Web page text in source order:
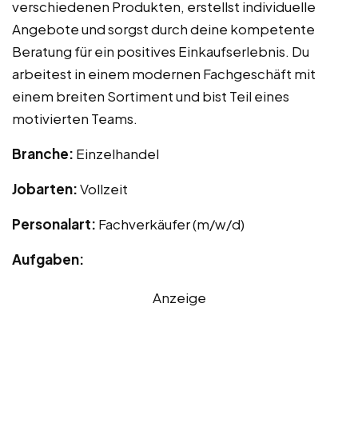
verschiedenen Produkten, erstellst individuelle
Angebote und sorgst durch deine kompetente
Beratung für ein positives Einkaufserlebnis. Du
arbeitest in einem modernen Fachgeschäft mit
einem breiten Sortiment und bist Teil eines
motivierten Teams.
Branche: Einzelhandel
Jobarten:Vollzeit
Personalart: Fachverkäufer (m/w/d)
Aufgaben:
Anzeige